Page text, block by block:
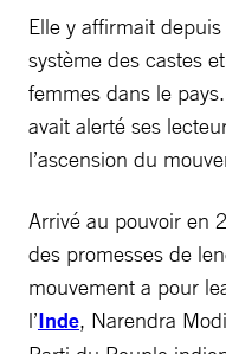
Elle y affirmait
système des castes
femmes dans le
avait alerté ses
l’ascension du
Arrivé au pouvoir en
des promesses de
mouvement a pour
l’Inde, Narendra